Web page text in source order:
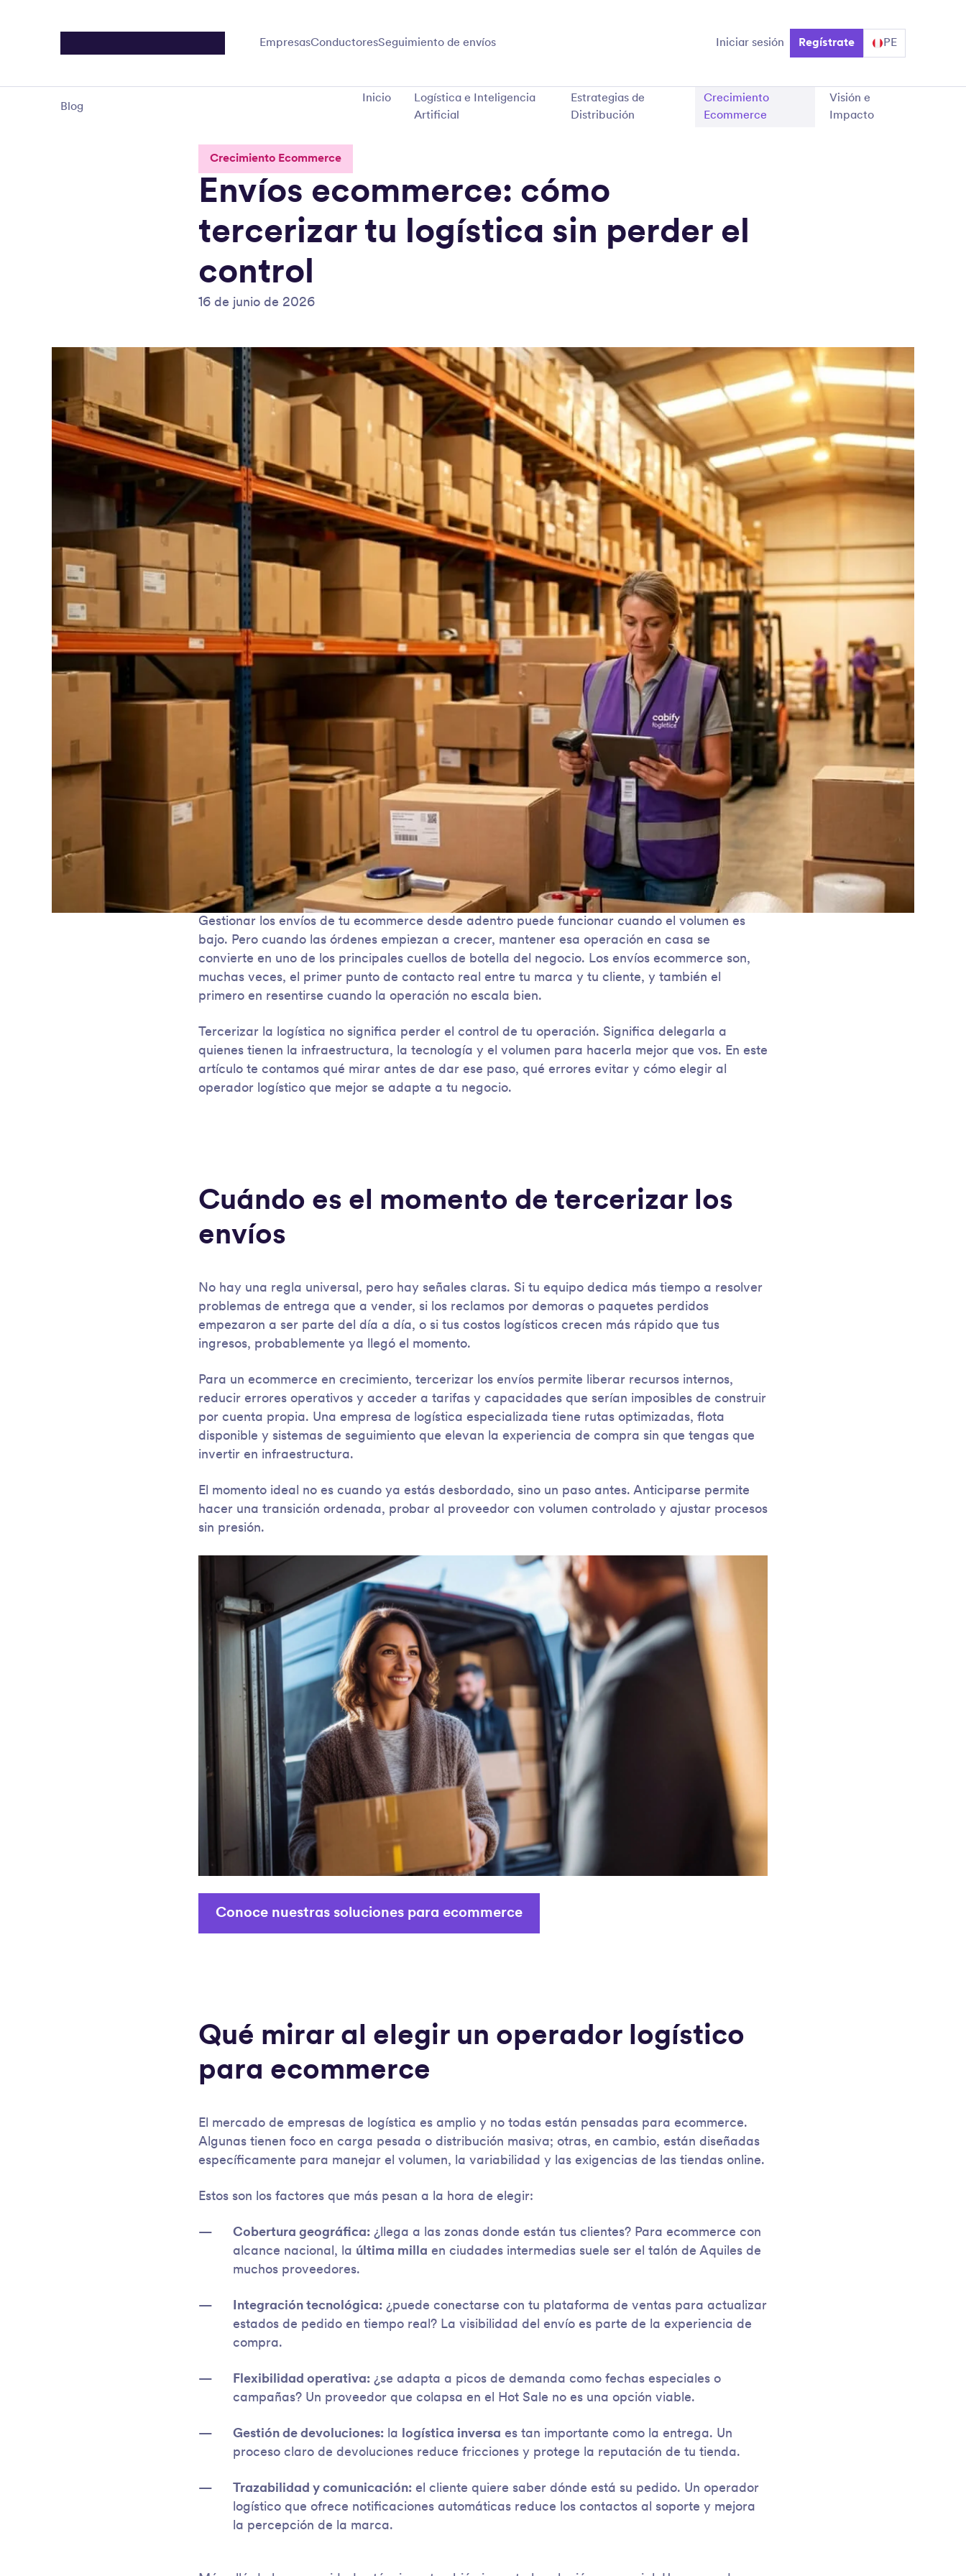
EmpresasConductoresSeguimiento de envíos Iniciar sesión Regístrate PE
Blog
Inicio
Logística e Inteligencia
Artificial
Estrategias de
Distribución
Crecimiento
Ecommerce
Visión e
Impacto
Crecimiento Ecommerce
Envíos ecommerce: cómo
tercerizar tu logística sin perder el
control
16 de junio de 2026
Gestionar los envíos de tu ecommerce desde adentro puede funcionar cuando el volumen es
bajo. Pero cuando las órdenes empiezan a crecer, mantener esa operación en casa se
convierte en uno de los principales cuellos de botella del negocio. Los envíos ecommerce son,
muchas veces, el primer punto de contacto real entre tu marca y tu cliente, y también el
primero en resentirse cuando la operación no escala bien.
Tercerizar la logística no significa perder el control de tu operación. Significa delegarla a
quienes tienen la infraestructura, la tecnología y el volumen para hacerla mejor que vos. En este
artículo te contamos qué mirar antes de dar ese paso, qué errores evitar y cómo elegir al
operador logístico que mejor se adapte a tu negocio.
Cuándo es el momento de tercerizar los
envíos
No hay una regla universal, pero hay señales claras. Si tu equipo dedica más tiempo a resolver
problemas de entrega que a vender, si los reclamos por demoras o paquetes perdidos
empezaron a ser parte del día a día, o si tus costos logísticos crecen más rápido que tus
ingresos, probablemente ya llegó el momento.
Para un ecommerce en crecimiento, tercerizar los envíos permite liberar recursos internos,
reducir errores operativos y acceder a tarifas y capacidades que serían imposibles de construir
por cuenta propia. Una empresa de logística especializada tiene rutas optimizadas, flota
disponible y sistemas de seguimiento que elevan la experiencia de compra sin que tengas que
invertir en infraestructura.
El momento ideal no es cuando ya estás desbordado, sino un paso antes. Anticiparse permite
hacer una transición ordenada, probar al proveedor con volumen controlado y ajustar procesos
sin presión.
Conoce nuestras soluciones para ecommerce
Qué mirar al elegir un operador logístico
para ecommerce
El mercado de empresas de logística es amplio y no todas están pensadas para ecommerce.
Algunas tienen foco en carga pesada o distribución masiva; otras, en cambio, están diseñadas
específicamente para manejar el volumen, la variabilidad y las exigencias de las tiendas online.
Estos son los factores que más pesan a la hora de elegir:
Cobertura geográfica: ¿llega a las zonas donde están tus clientes? Para ecommerce con
alcance nacional, la última milla en ciudades intermedias suele ser el talón de Aquiles de
muchos proveedores.
Integración tecnológica: ¿puede conectarse con tu plataforma de ventas para actualizar
estados de pedido en tiempo real? La visibilidad del envío es parte de la experiencia de
compra.
Flexibilidad operativa: ¿se adapta a picos de demanda como fechas especiales o
campañas? Un proveedor que colapsa en el Hot Sale no es una opción viable.
Gestión de devoluciones: la logística inversa es tan importante como la entrega. Un
proceso claro de devoluciones reduce fricciones y protege la reputación de tu tienda.
Trazabilidad y comunicación: el cliente quiere saber dónde está su pedido. Un operador
logístico que ofrece notificaciones automáticas reduce los contactos al soporte y mejora
la percepción de la marca.